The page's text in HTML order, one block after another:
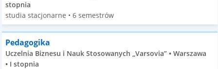
stopnia
studia stacjonarne • 6 semestrów
Pedagogika
Uczelnia Biznesu i Nauk Stosowanych „Varsovia” • Warszawa
• I stopnia